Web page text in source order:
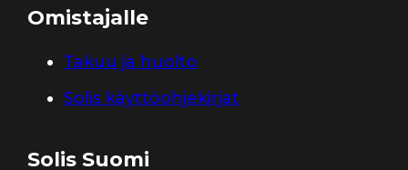
Omistajalle
Takuu ja huolto
Solis käyttöohjekirjat
Solis Suomi